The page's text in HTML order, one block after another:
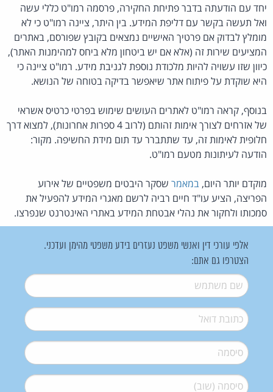
יחד עם הודעתה בדבר פתיחת החקירה, פרסמה רמו"ט כללי עשה
ואל תעשה בקשר עם דליפת המידע. בין היתר, ציינה רמו"ט כי לא
מומלץ לבדוק אם פרטיך האישיים נמצאים בקובץ שפורסם, באתרים
המציעים שירות זה (אלא אם יש ביטחון מלא ביחס למהימנות האתר),
כיוון שזו עשויה להיות מלכודת נוספת לגניבת מידע. רמו"ט ציינה כי
היא שוקדת על פיתוח אתר שיאפשר בדיקה בטוחה של הנושא.
בנוסף, קראה רמו"ט לאתרים העושים שימוש בפרטי כרטיס אשראי
של אזרחים לצורך אימות זהותם (לרוב 4 ספרות אחרונות), למצוא דרך
חלופית לאימות זה, עד שתתברר עד תום מידת החשיפה. מקור:
הודעה לעיתונות מטעם רמו"ט.
מוקדם יותר היום, במאמר שסקר היבטים משפטיים של אירוע
הפריצה, הציע עו"ד חיים רביה לרשם מאגרי המידע להפעיל את
סמכותו ולחקור את נהלי אבטחת המידע באתרי האינטרנט שנפרצו.
אלפי עורכי דין ואנשי משפט נעזרים בידע משפטי מהימן ועדכני.
הצטרפו גם אתם:
שם משתמש*
דואל*
סיסמה*
סיסמה (שוב)*